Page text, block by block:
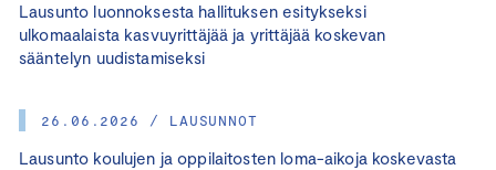
Lausunto luonnoksesta hallituksen esitykseksi
ulkomaalaista kasvuyrittäjää ja yrittäjää koskevan
sääntelyn uudistamiseksi
26.06.2026 / LAUSUNNOT
Lausunto koulujen ja oppilaitosten loma-aikoja koskevasta